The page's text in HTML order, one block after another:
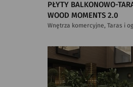
PŁYTY BALKONOWO-
WOOD MOMENTS 2.0
Wnętrza komercyjne, Taras i